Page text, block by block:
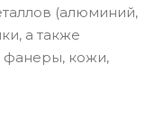
(алюминий,
а также
фанеры, кожи,